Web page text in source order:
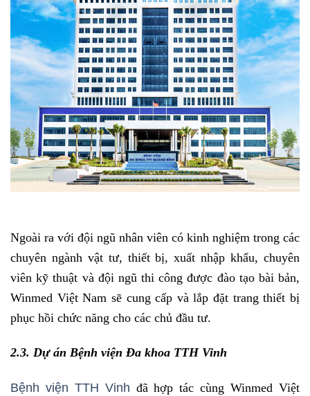
Ngoài ra với đội ngũ nhân viên có kinh nghiệm trong các
chuyên ngành vật tư, thiết bị, xuất nhập khẩu, chuyên
viên kỹ thuật và đội ngũ thi công được đào tạo bài bản,
Winmed Việt Nam sẽ cung cấp và lắp đặt trang thiết bị
phục hồi chức năng cho các chủ đầu tư.
2.3. Dự án Bệnh viện Đa khoa TTH Vinh
Bệnh viện TTH Vinh đã hợp tác cùng Winmed Việt